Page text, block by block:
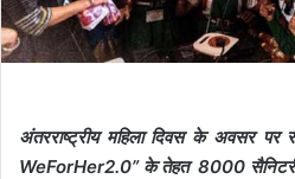
अंतरराष्ट्रीय महिला दिवस के अवसर पर
WeForHer2.0” के तेहत 8000 सैनिटरी